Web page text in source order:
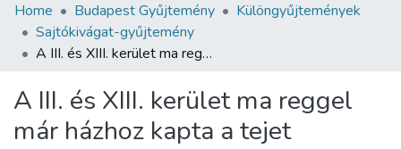
Communities & Collections
All of DSpace
About us
Home Budapest Gyűjtemény
Különgyűjtemények
Sajtókivágat-gyűjtemény
A III. és XIII. kerület ma reggel már házhoz kapta a tejet
A III. és XIII. kerület ma reggel
már házhoz kapta a tejet